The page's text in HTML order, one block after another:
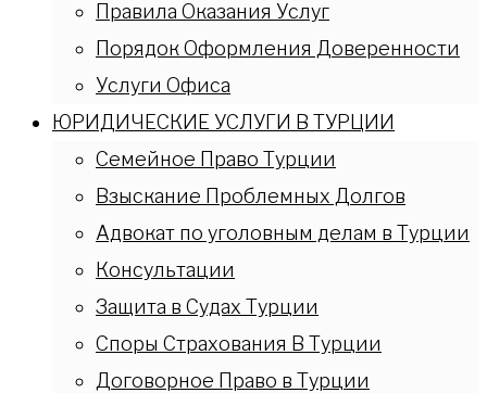
Правила Оказания Услуг
Порядок Оформления Доверенности
Услуги Офиса
ЮРИДИЧЕСКИЕ УСЛУГИ В ТУРЦИИ
Семейное Право Турции
Взыскание Проблемных Долгов
Адвокат по уголовным делам в Турции
Консультации
Защита в Судах Турции
Споры Страхования В Турции
Договорное Право в Турции